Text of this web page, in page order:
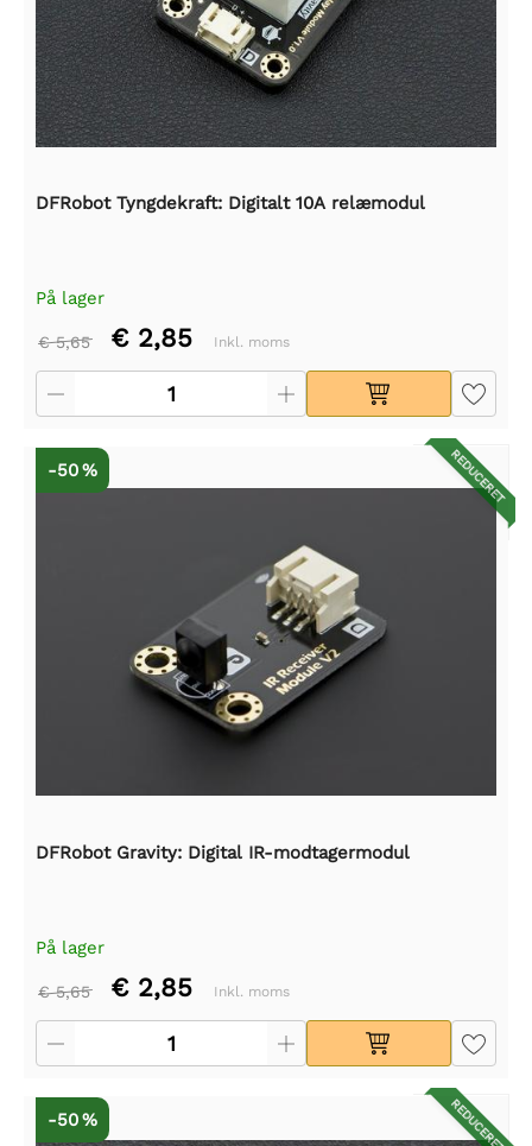
DFRobot Tyngdekraft: Digitalt 10A relæmodul
På lager
€ 5,65 € 2,85 Inkl. moms
REDUCERET
-50 %
DFRobot Gravity: Digital IR-modtagermodul
På lager
€ 5,65 € 2,85 Inkl. moms
REDUCERET
-50 %